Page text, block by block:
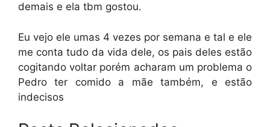
demais e ela tbm gostou.
Eu vejo ele umas 4 vezes por semana e tal e ele
me conta tudo da vida dele, os pais deles estão
cogitando voltar porém acharam um problema o
Pedro ter comido a mãe também, e estão
indecisos